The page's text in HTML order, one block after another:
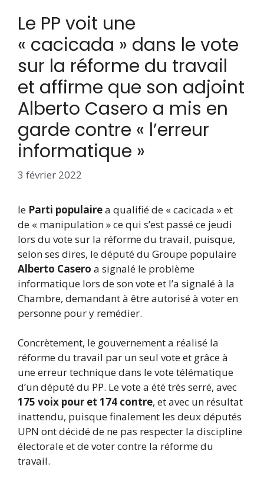
Le PP voit une
« cacicada » dans le vote
sur la réforme du travail
et affirme que son adjoint
Alberto Casero a mis en
garde contre « l’erreur
informatique »
3 février 2022
le Parti populairea qualifié de « cacicada » et
de « manipulation » ce qui s’est passé ce jeudi
lors du vote sur la réforme du travail, puisque,
selon ses dires, le député du Groupe populaire
Alberto Casero a signalé le problème
informatique lors de son vote et l’a signalé à la
Chambre, demandant à être autorisé à voter en
personne pour y remédier.
Concrètement, le gouvernement a réalisé la
réforme du travail par un seul vote et grâce à
une erreur technique dans le vote télématique
d’un député du PP. Le vote a été très serré, avec
175 voix pour et 174 contre, et avec un résultat
inattendu, puisque finalement les deux députés
UPN ont décidé de ne pas respecter la discipline
électorale et de voter contre la réforme du
travail.